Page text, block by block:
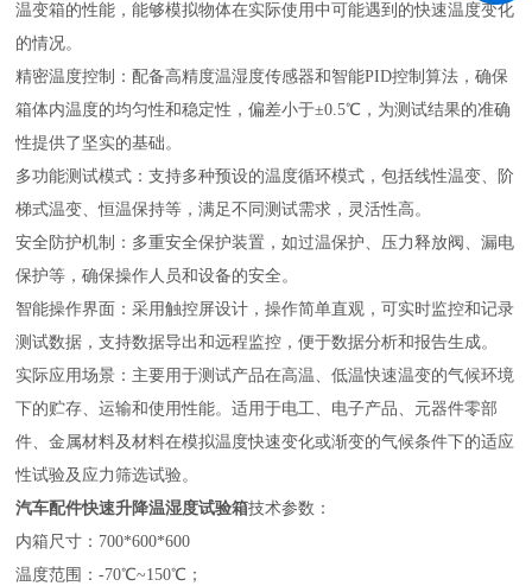
温变箱的性能，能够模拟物体在实际使用中可能遇到的快速温度变化
的情况‌。
精密温度控制：配备高精度温湿度传感器和智能PID控制算法，确保
箱体内温度的均匀性和稳定性，偏差小于±0.5℃，为测试结果的准确
性提供了坚实的基础‌。
多功能测试模式：支持多种预设的温度循环模式，包括线性温变、阶
梯式温变、恒温保持等，满足不同测试需求，灵活性高。
安全防护机制：多重安全保护装置，如过温保护、压力释放阀、漏电
保护等，确保操作人员和设备的安全‌。
智能操作界面：采用触控屏设计，操作简单直观，可实时监控和记录
测试数据，支持数据导出和远程监控，便于数据分析和报告生成‌。
实际应用场景：主要用于测试产品在高温、低温快速温变的气候环境
下的贮存、运输和使用性能。适用于电工、电子产品、元器件零部
件、金属材料及材料在模拟温度快速变化或渐变的气候条件下的适应
性试验及应力筛选试验‌。
汽车配件快速升降温湿度试验箱技术参数：
内箱尺寸：700*600*600
温度范围：-70℃~150℃；